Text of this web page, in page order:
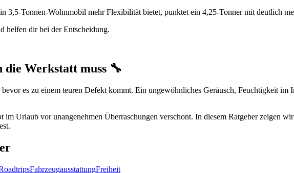
3,5-Tonnen-Wohnmobil mehr Flexibilität bietet, punktet ein 4,25-Tonner mit deutlich
helfen dir bei der Entscheidung.
die Werkstatt muss 🔧
es zu einem teuren Defekt kommt. Ein ungewöhnliches Geräusch, Feuchtigkeit im
Urlaub vor unangenehmen Überraschungen verschont. In diesem Ratgeber zeigen
FahrzeugausstattungFreiheit